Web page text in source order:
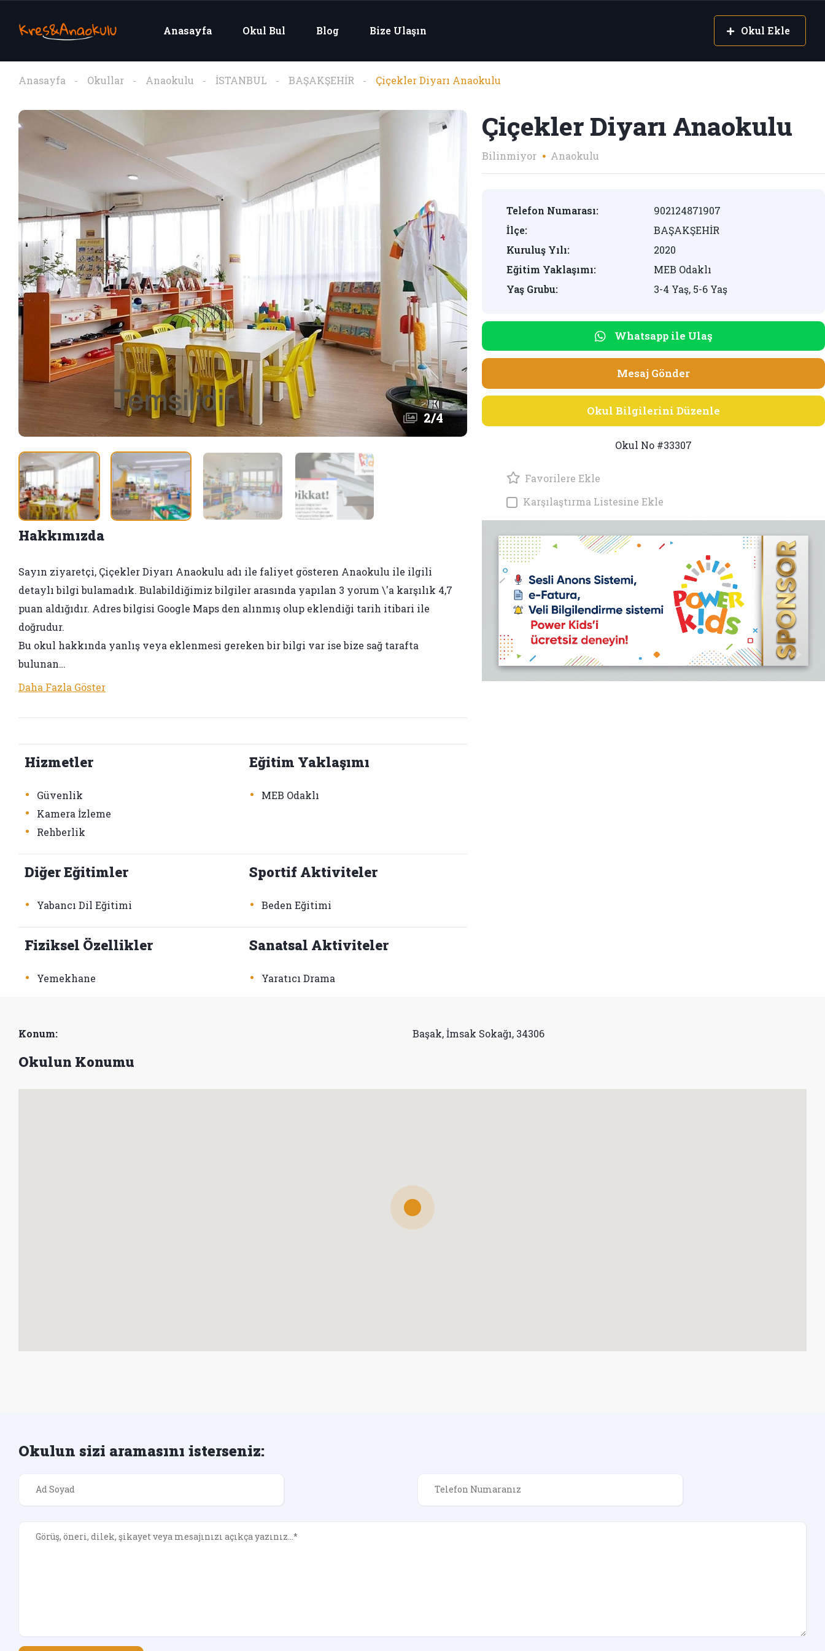
Anasayfa Okul Bul Blog Bize Ulaşın Okul Ekle
Anasayfa Okullar Anaokulu İSTANBUL BAŞAKŞEHİR Çiçekler Diyarı Anaokulu
2/4
Hakkımızda
Sayın ziyaretçi, Çiçekler Diyarı Anaokulu adı ile faliyet gösteren Anaokulu ile ilgili
detaylı bilgi bulamadık. Bulabildiğimiz bilgiler arasında yapılan 3 yorum \'a karşılık 4,7
puan aldığıdır. Adres bilgisi Google Maps den alınmış olup eklendiği tarih itibari ile
doğrudur.
Bu okul hakkında yanlış veya eklenmesi gereken bir bilgi var ise bize sağ tarafta
bulunan…
Daha Fazla Göster
Hizmetler
• Güvenlik
• Kamera İzleme
• Rehberlik
Eğitim Yaklaşımı
• MEB Odaklı
Diğer Eğitimler
• Yabancı Dil Eğitimi
Sportif Aktiviteler
• Beden Eğitimi
Fiziksel Özellikler
• Yemekhane
Sanatsal Aktiviteler
• Yaratıcı Drama
Çiçekler Diyarı Anaokulu
Bilinmiyor Anaokulu
Telefon Numarası:
902124871907
İlçe:
BAŞAKŞEHİR
Kuruluş Yılı:
2020
Eğitim Yaklaşımı:
MEB Odaklı
Yaş Grubu:
3-4 Yaş, 5-6 Yaş
Whatsapp ile Ulaş
Mesaj Gönder
Okul Bilgilerini Düzenle
Okul No #33307
Favorilere Ekle
Karşılaştırma Listesine Ekle
Konum: Başak, İmsak Sokağı, 34306
Okulun Konumu
Okulun sizi aramasını isterseniz: